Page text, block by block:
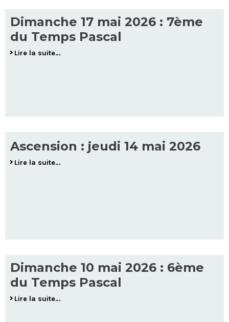
Dimanche 17 mai 2026 : 7ème
du Temps Pascal
Lire la suite…
Ascension : jeudi 14 mai 2026
Lire la suite…
Dimanche 10 mai 2026 : 6ème
du Temps Pascal
Lire la suite…